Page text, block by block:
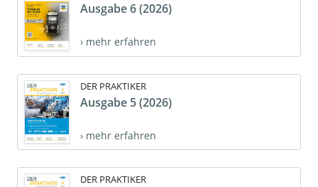
Ausgabe 6 (2026)
› mehr erfahren
DER PRAKTIKER
Ausgabe 5 (2026)
› mehr erfahren
DER PRAKTIKER